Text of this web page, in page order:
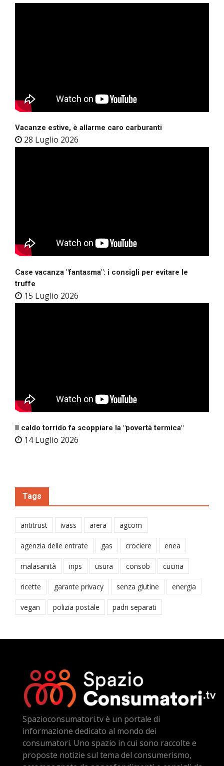
Vacanze estive, è allarme caro carburanti
28 Luglio 2026
Case vacanza "fantasma": i consigli per evitare le
truffe
15 Luglio 2026
Il caldo torrido fa scoppiare la "povertà termica"
14 Luglio 2026
Tags
antitrust ivass arera agcom
agenzia delle entrate gas crociere enea
malasanità inps usura consob cucina
ricette garante privacy senza glutine energia
vegan polizia postale padri separati
Spazioconsumatori.tv è un portale di
informazione dedicato al mondo dei
consumatori. Uno spazio in cui sono raccolte e
proposte notizie sul tema del consumerismo,